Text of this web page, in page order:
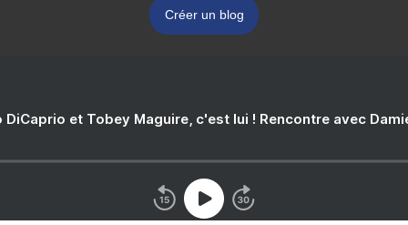
Créer un blog
DiCaprio et Tobey Maguire, c'est lui ! Rencontre avec